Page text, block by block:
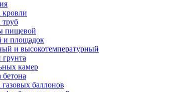
кровли
труб
пищевой
и площадок
и высокотемпературный
камер
бетона
газовых баллонов